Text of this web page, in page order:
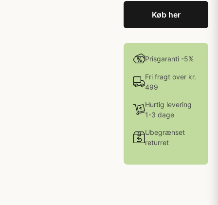
Køb her
Prisgaranti -5%
Fri fragt over kr.
499
Hurtig levering
1-3 dage
Ubegrænset
returret